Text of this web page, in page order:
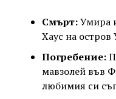
Смърт:Умира
Хаус на остров
Погребение:
мавзолей във
любимия си